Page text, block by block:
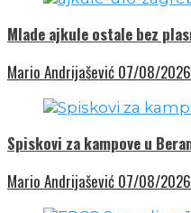
Mlade ajkule ostale bez
Mario Andrijašević 07/08/2026
Spiskovi za kampove u
Mario Andrijašević 07/08/2026